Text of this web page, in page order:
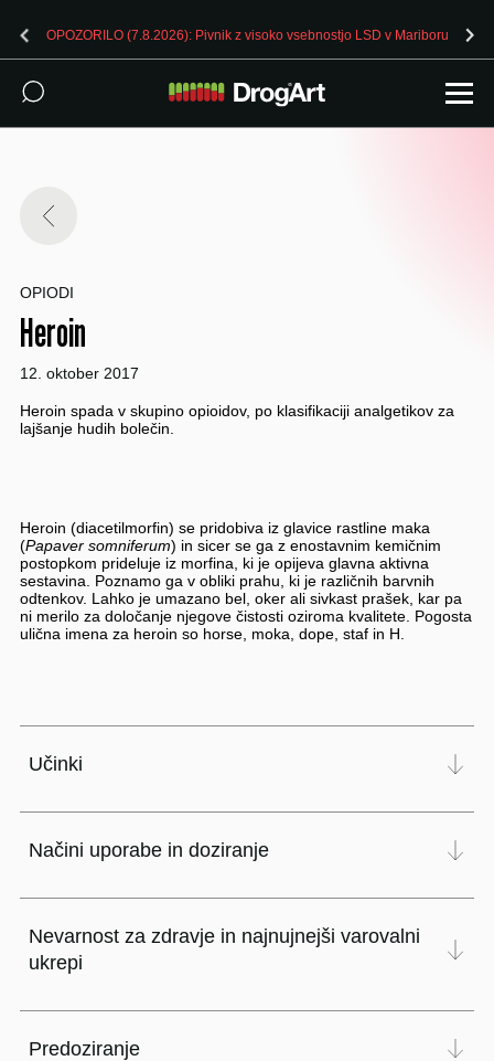
OPOZORILO (7.8.2026): Pivnik z visoko vsebnostjo LSD v Mariboru
OPIODI
Heroin
12. oktober 2017
Heroin spada v skupino opioidov, po klasifikaciji analgetikov za
lajšanje hudih bolečin.
Heroin (diacetilmorfin) se pridobiva iz glavice rastline maka
(Papaver somniferum) in sicer se ga z enostavnim kemičnim
postopkom prideluje iz morfina, ki je opijeva glavna aktivna
sestavina. Poznamo ga v obliki prahu, ki je različnih barvnih
odtenkov. Lahko je umazano bel, oker ali sivkast prašek, kar pa
ni merilo za določanje njegove čistosti oziroma kvalitete. Pogosta
ulična imena za heroin so horse, moka, dope, staf in H.
Učinki
Načini uporabe in doziranje
Nevarnost za zdravje in najnujnejši varovalni
ukrepi
Predoziranje